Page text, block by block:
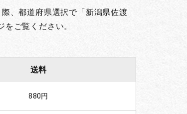
、都道府県選択で「新潟県佐渡
ご覧ください。
送料
880円